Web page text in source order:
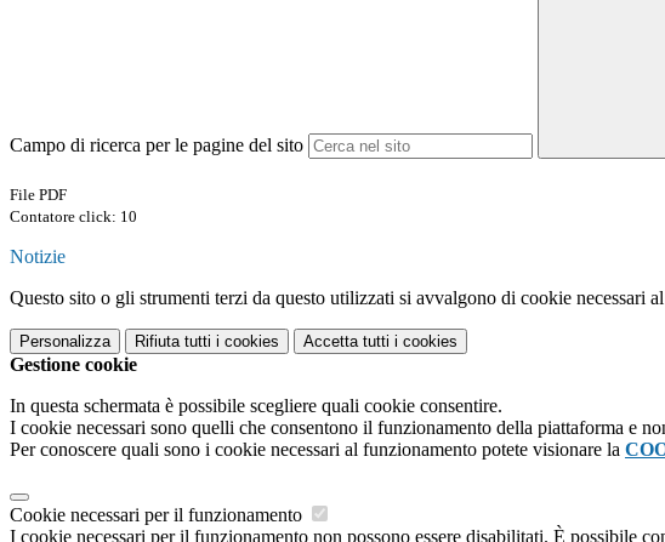
Campo di ricerca per le pagine del sito
File PDF
Contatore click: 10
Notizie
Questo sito o gli strumenti terzi da questo utilizzati si avvalgono di cookie necessari
Personalizza Rifiuta tutti i cookies Accetta tutti i cookies
Gestione cookie
In questa schermata è possibile scegliere quali cookie consentire.
I cookie necessari sono quelli che consentono il funzionamento della piattaforma e
Per conoscere quali sono i cookie necessari al funzionamento potete visionare la
Cookie necessari per il funzionamento
I cookie necessari per il funzionamento non possono essere disabilitati. È possibile